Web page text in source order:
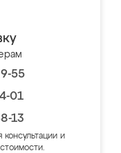
55
01
13
консультации и